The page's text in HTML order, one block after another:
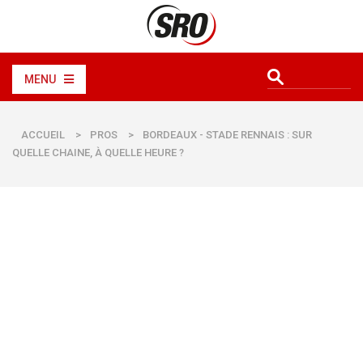
MENU
ACCUEIL > PROS >
BORDEAUX - STADE RENNAIS : SUR
QUELLE CHAINE, À QUELLE HEURE ?